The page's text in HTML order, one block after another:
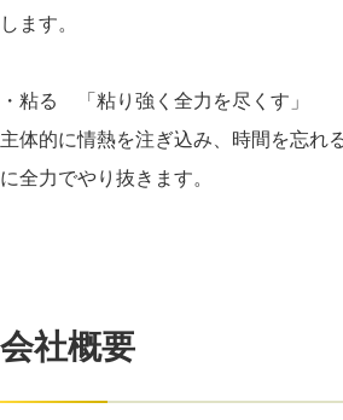
します。
・粘る 「粘り強く全力を尽くす」
主体的に情熱を注ぎ込み、時間を忘れ
に全力でやり抜きます。
会社概要